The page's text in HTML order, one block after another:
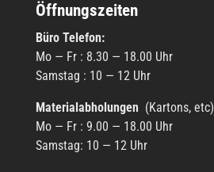
Öffnungszeiten
Büro Tele­fon:
Mo — Fr : 8.30 — 18.00 Uhr
Sams­tag : 10 — 12 Uhr
Mate­ri­al­ab­ho­lun­gen (Kartons, etc)
Mo — Fr : 9.00 — 18.00 Uhr
Sams­tag: 10 — 12 Uhr